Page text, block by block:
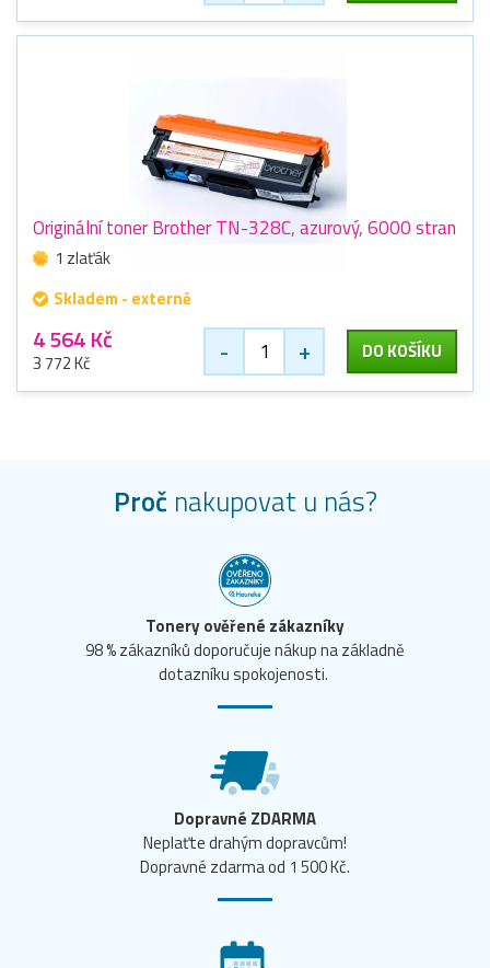
Originální toner Brother TN-328C, azurový, 6000 stran
1 zlaťák
Skladem - externě
4 564 Kč
3 772 Kč - + DO KOŠÍKU
Proč nakupovat u nás?
Tonery ověřené zákazníky
98 % zákazníků doporučuje nákup na základně
dotazníku spokojenosti.
Dopravné ZDARMA
Neplaťte drahým dopravcům!
Dopravné zdarma od 1 500 Kč.